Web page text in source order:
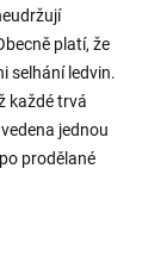
platí, že
selhání ledvin.
každé trvá
jednou
prodělané